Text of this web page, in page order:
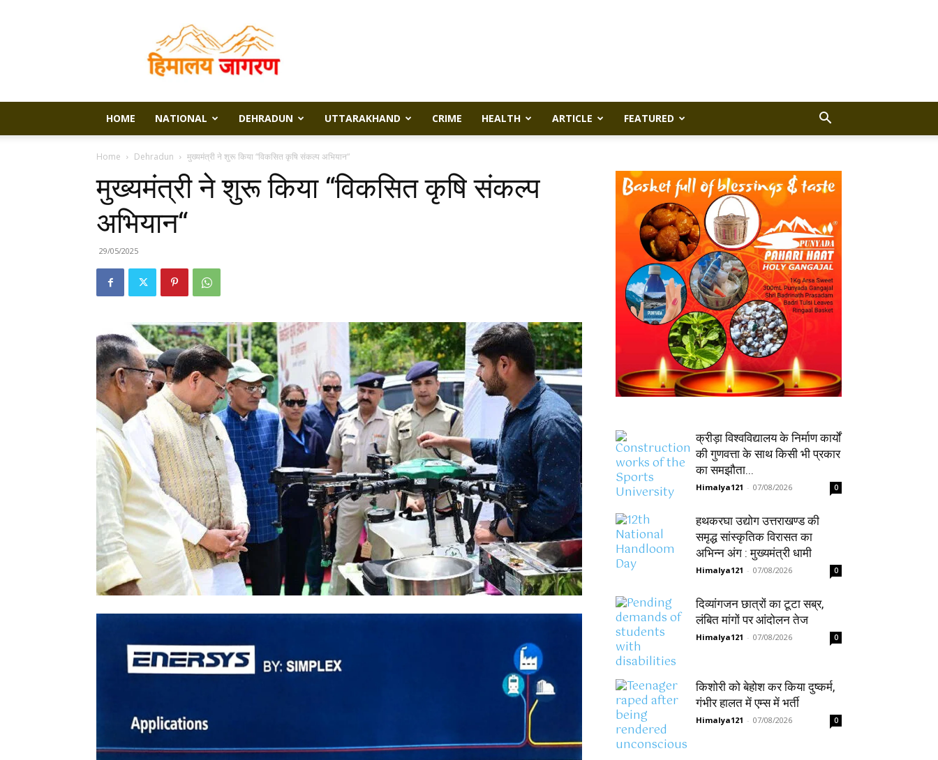
Himalaya
Jagran
HOME NATIONAL DEHRADUN UTTARAKHAND CRIME HEALTH ARTICLE FEATURED
Home Dehradun मुख्यमंत्री ने शुरू किया “विकसित कृषि संकल्प अभियान“
मुख्यमंत्री ने शुरू किया “विकसित कृषि संकल्प
अभियान“
29/05/2025
क्रीड़ा विश्वविद्यालय के निर्माण कार्यों
की गुणवत्ता के साथ किसी भी प्रकार
का समझौता...
Himalya121 - 07/08/2026 0
हथकरघा उद्योग उत्तराखण्ड की
समृद्ध सांस्कृतिक विरासत का
अभिन्न अंग : मुख्यमंत्री धामी
Himalya121 - 07/08/2026 0
दिव्यांगजन छात्रों का टूटा सब्र,
लंबित मांगों पर आंदोलन तेज
Himalya121 - 07/08/2026 0
किशोरी को बेहोश कर किया दुष्कर्म,
गंभीर हालत में एम्स में भर्ती
Himalya121 - 07/08/2026 0